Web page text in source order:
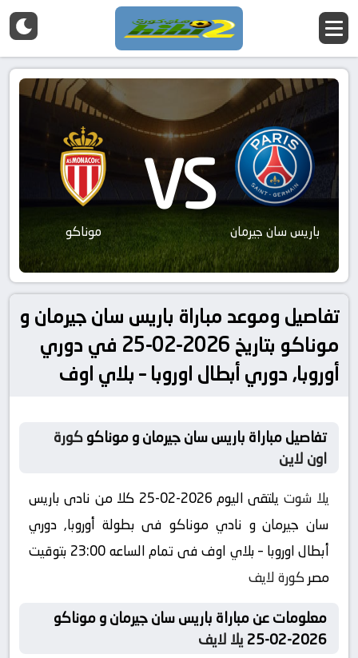
باريس سان جيرمان VS موناكو
تفاصيل وموعد مباراة باريس سان جيرمان و
موناكو بتاريخ 2026-02-25 في دوري
أوروبا, دوري أبطال اوروبا – بلاي اوف
تفاصيل مباراة باريس سان جيرمان و موناكوكورة
اون لاين
يلا شوت
يلتقى اليوم 2026-02-25 كلا من نادى باريس
سان جيرمان و نادي موناكو فى بطولة أوروبا, دوري
أبطال اوروبا – بلاي اوف فى تمام الساعه 23:00 بتوقيت
مصركورة لايف
معلومات عن مباراة باريس سان جيرمان و موناكو
2026-02-25
يلا لايف